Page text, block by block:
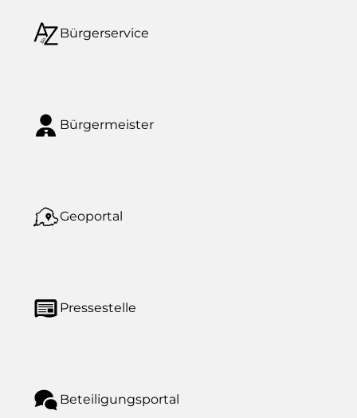
Bürgerservice
Bürgermeister
Geoportal
Pressestelle
Beteiligungsportal